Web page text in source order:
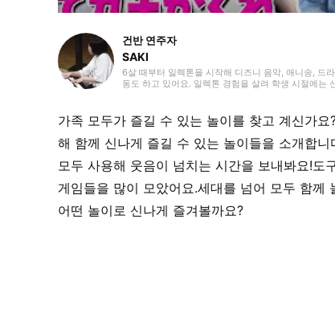
건반 연주자
SAKI
6살 때부터 일렉톤을 시작해 디즈니 음악, 애니송, 드
동도 하고 있어요. 일렉톤 경험을 살려 학생 시절에는
가족 모두가 즐길 수 있는 놀이를 찾고 계신가
해 함께 신나게 즐길 수 있는 놀이들을 소개합
모두 사용해 웃음이 넘치는 시간을 보내봐요!도
게임들을 많이 모았어요.세대를 넘어 모두 함께
어떤 놀이로 신나게 즐겨볼까요?